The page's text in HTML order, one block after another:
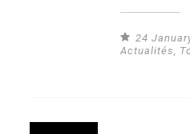
24
Actualités